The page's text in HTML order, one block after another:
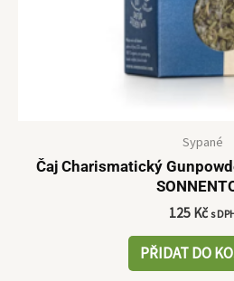
Sypané
Čaj Charismatický
125 Kč s
PŘIDAT DO